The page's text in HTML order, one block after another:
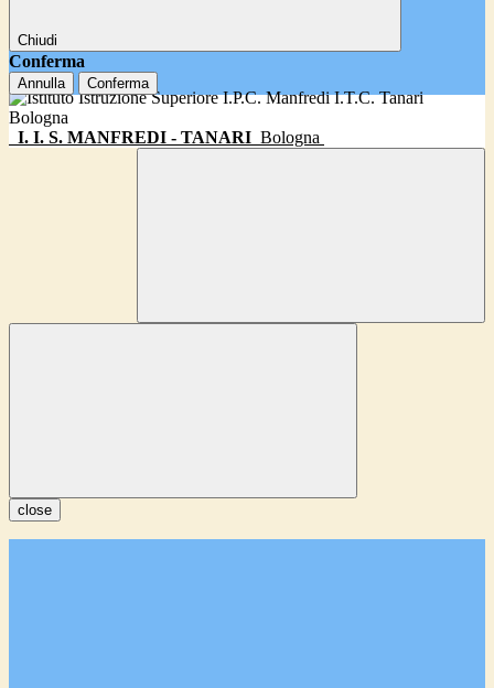
Chiudi
Conferma
Annulla Conferma
I. I. S. MANFREDI - TANARI Bologna
close